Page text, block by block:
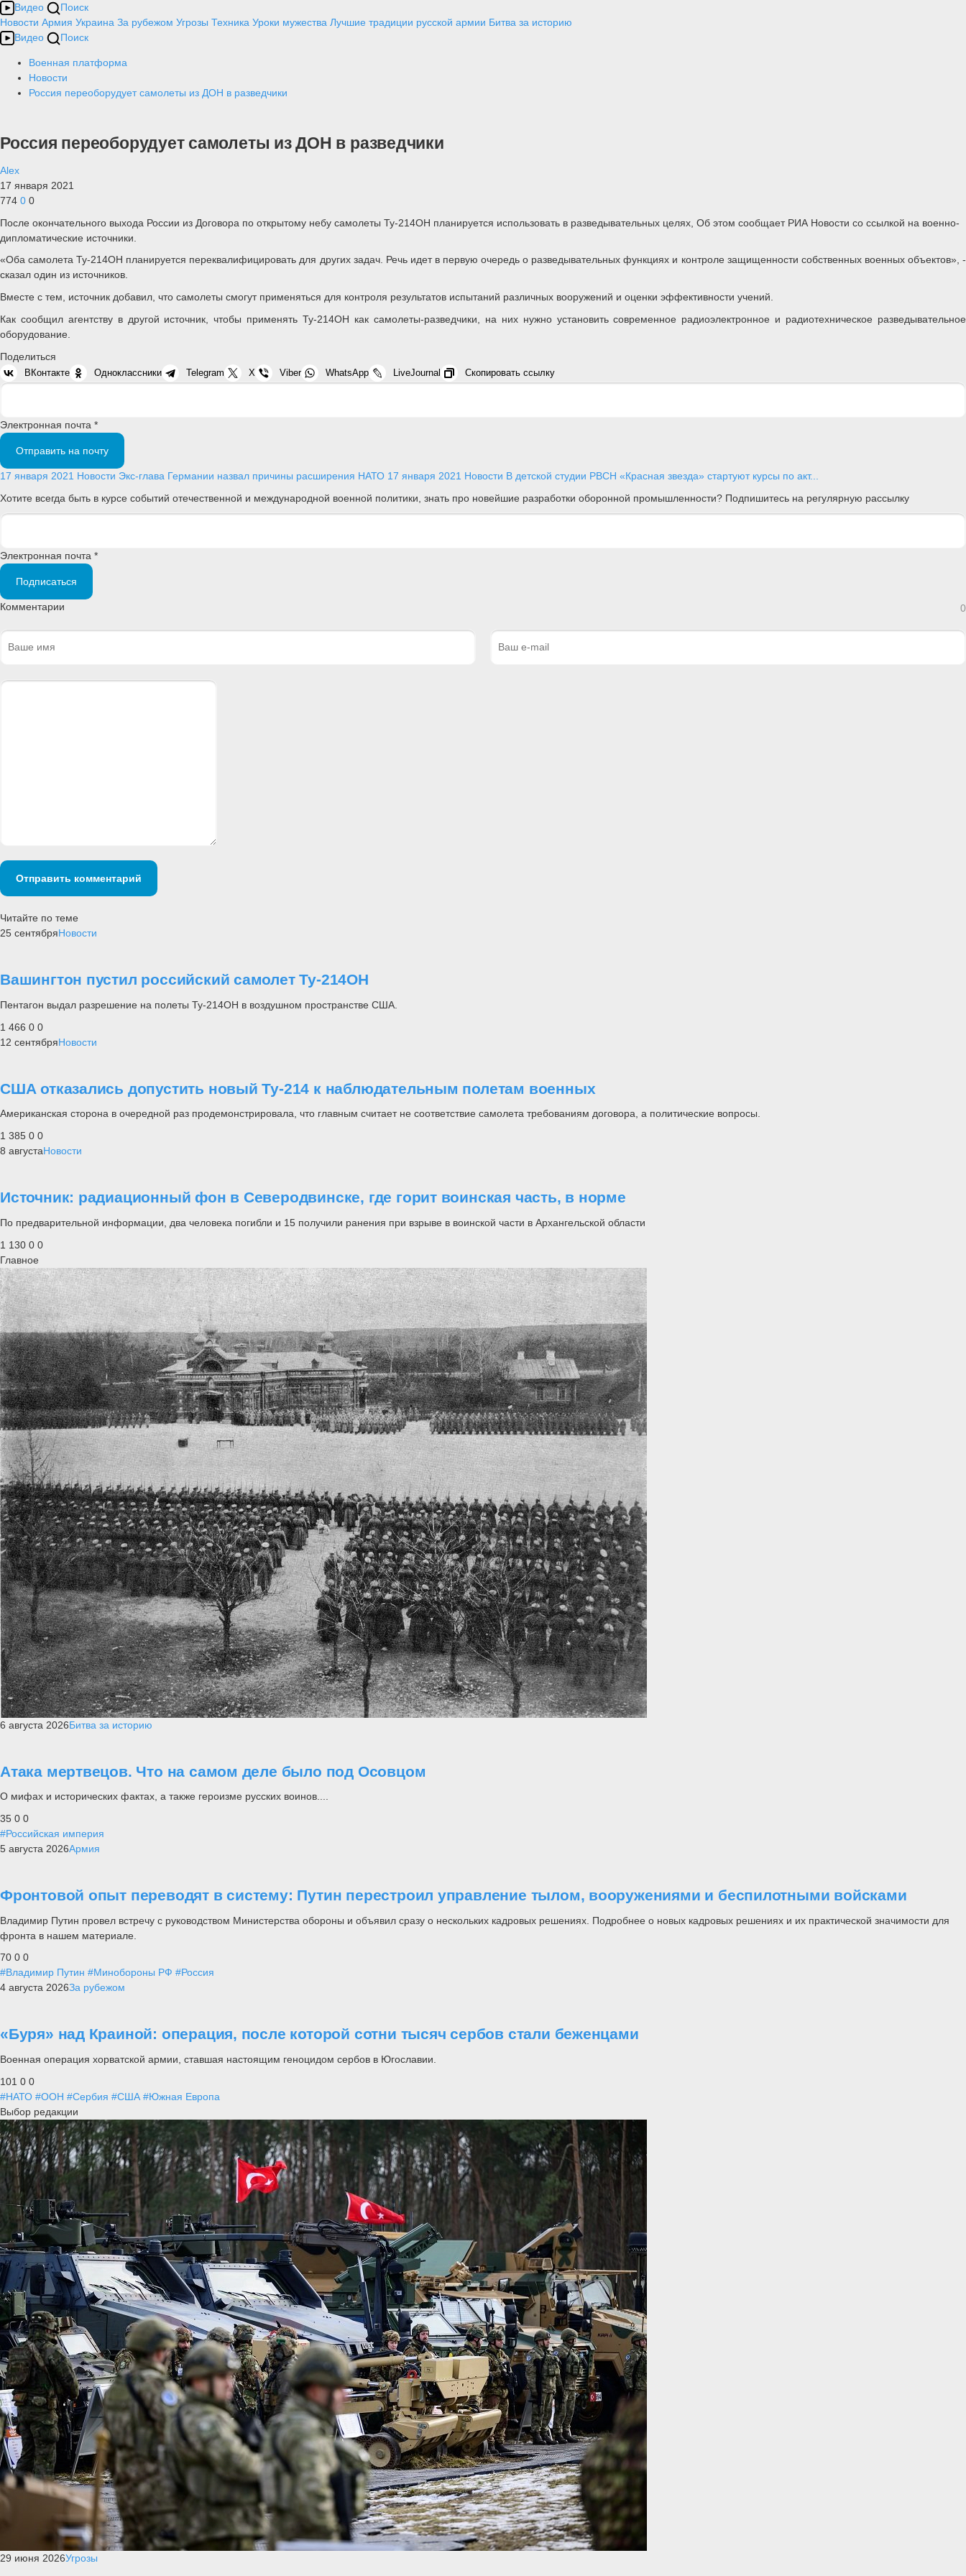
Видео
Поиск
Новости Армия Украина За рубежом Угрозы Техника Уроки мужества Лучшие традиции русской армии Битва за историю
Видео
Поиск
Военная платформа
Новости
Россия переоборудует самолеты из ДОН в разведчики
Россия переоборудует самолеты из ДОН в разведчики
Alex
17 января 2021
774 0 0
После окончательного выхода России из Договора по открытому небу самолеты Ту-214ОН планируется использовать в разведывательных целях, Об этом сообщает РИА Новости со ссылкой на военно-
дипломатические источники.
«Оба самолета Ту-214ОН планируется переквалифицировать для других задач. Речь идет в первую очередь о разведывательных функциях и контроле защищенности собственных военных объектов», -
сказал один из источников.
Вместе с тем, источник добавил, что самолеты смогут применяться для контроля результатов испытаний различных вооружений и оценки эффективности учений.
Как сообщил агентству в другой источник, чтобы применять Ту-214ОН как самолеты-разведчики, на них нужно установить современное радиоэлектронное и радиотехническое разведывательное
оборудование.
Поделиться
ВКонтакте Одноклассники Telegram X Viber WhatsApp LiveJournal Скопировать ссылку
Электронная почта *
Отправить на почту
17 января 2021 Новости Экс-глава Германии назвал причины расширения НАТО 17 января 2021 Новости В детской студии РВСН «Красная звезда» стартуют курсы по акт...
Хотите всегда быть в курсе событий отечественной и международной военной политики, знать про новейшие разработки оборонной промышленности? Подпишитесь на регулярную рассылку
Электронная почта *
Подписаться
Комментарии 0
Отправить комментарий
Читайте по теме
25 сентябряНовости
Вашингтон пустил российский самолет Ту-214ОН
Пентагон выдал разрешение на полеты Ту-214ОН в воздушном пространстве США.
1 466 0 0
12 сентябряНовости
США отказались допустить новый Ту-214 к наблюдательным полетам военных‍
Американская сторона в очередной раз продемонстрировала, что главным считает не соответствие самолета требованиям договора, а политические вопросы.
1 385 0 0
8 августаНовости
Источник: радиационный фон в Северодвинске, где горит воинская часть, в норме
По предварительной информации, два человека погибли и 15 получили ранения при взрыве в воинской части в Архангельской области
1 130 0 0
Главное
6 августа 2026Битва за историю
Атака мертвецов. Что на самом деле было под Осовцом
О мифах и исторических фактах, а также героизме русских воинов....
35 0 0
#Российская империя
5 августа 2026Армия
Фронтовой опыт переводят в систему: Путин перестроил управление тылом, вооружениями и беспилотными войсками
Владимир Путин провел встречу с руководством Министерства обороны и объявил сразу о нескольких кадровых решениях. Подробнее о новых кадровых решениях и их практической значимости для
фронта в нашем материале.
70 0 0
#Владимир Путин #Минобороны РФ #Россия
4 августа 2026За рубежом
«Буря» над Краиной: операция, после которой сотни тысяч сербов стали беженцами
Военная операция хорватской армии, ставшая настоящим геноцидом сербов в Югославии.
101 0 0
#НАТО #ООН #Сербия #США #Южная Европа
Выбор редакции
29 июня 2026Угрозы